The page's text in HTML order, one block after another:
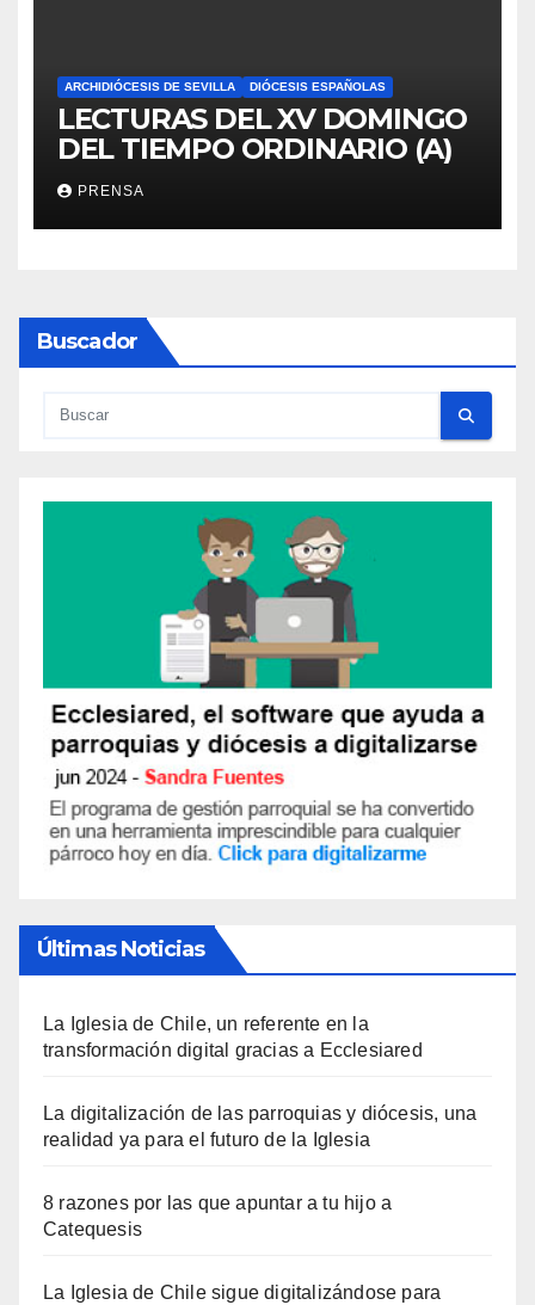
ARCHIDIÓCESIS DE SEVILLA DIÓCESIS ESPAÑOLAS
LECTURAS DEL XV DOMINGO
DEL TIEMPO ORDINARIO (A)
PRENSA
Buscador
Últimas Noticias
La Iglesia de Chile, un referente en la
transformación digital gracias a Ecclesiared
La digitalización de las parroquias y diócesis, una
realidad ya para el futuro de la Iglesia
8 razones por las que apuntar a tu hijo a
Catequesis
La Iglesia de Chile sigue digitalizándose para